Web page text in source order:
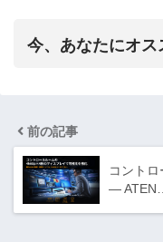
今、あなたにオス
前の記事
コント
― ATEN…